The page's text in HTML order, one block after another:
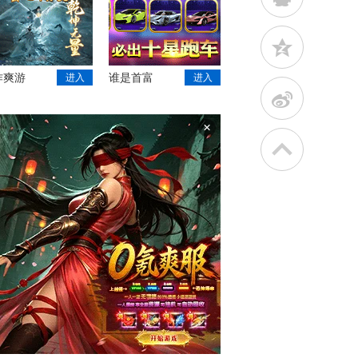
爽游 进入 谁是首富 进入
×
z
t